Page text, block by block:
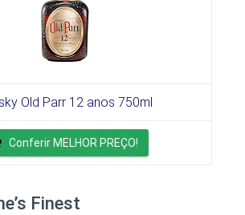
Old Parr 12 anos 750ml
Conferir MELHOR PREÇO!
Finest